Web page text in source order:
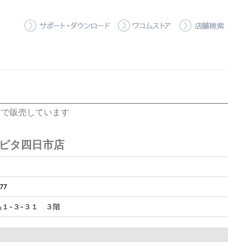
サポート・ダウンロード
ワコムストア
販売しています
タ四日市店
１-３-３１ ３階